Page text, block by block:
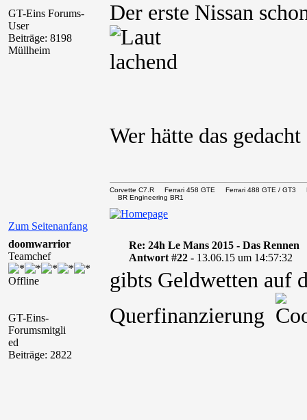
GT-Eins Forums-
User
Beiträge: 8198
Müllheim
Der erste Nissan
Wer hätte das
Zum Seitenanfang
Corvette C7.R Ferrari 458 GTE Ferrari 488 GTE /
BR Engineering BR1
doomwarrior
Teamchef
Offline
GT-Eins-
Forumsmitgli
ed
Beiträge: 2822
Re: 24h Le Mans 2015 - Das Rennen
Antwort #22 - 13.06.15 um 14:57:32
gibts Geldwetten auf
Querfinanzierung